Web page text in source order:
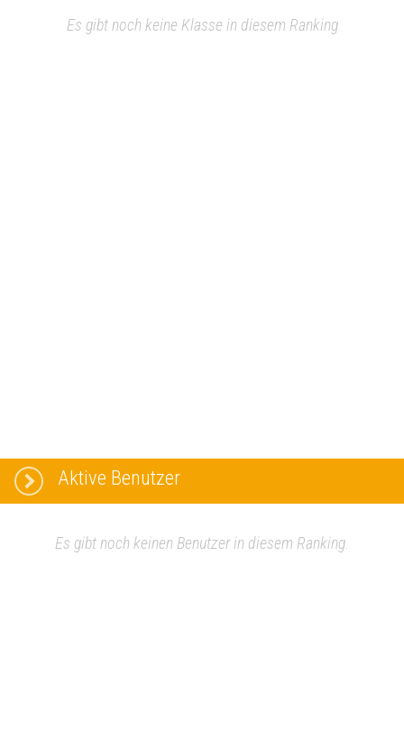
Es gibt noch keine Klasse in diesem Ranking
Aktive Benutzer
Es gibt noch keinen Benutzer in diesem Ranking.